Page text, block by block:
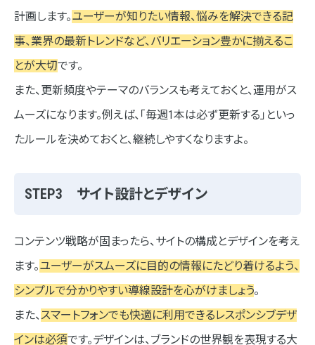
計画します。ユーザーが知りたい情報、悩みを解決できる記
事、業界の最新トレンドなど、バリエーション豊かに揃えるこ
とが大切です。
また、更新頻度やテーマのバランスも考えておくと、運用がス
ムーズになります。例えば、「毎週1本は必ず更新する」といっ
たルールを決めておくと、継続しやすくなりますよ。
STEP3 サイト設計とデザイン
コンテンツ戦略が固まったら、サイトの構成とデザインを考え
ます。ユーザーがスムーズに目的の情報にたどり着けるよう、
シンプルで分かりやすい導線設計を心がけましょう。
また、スマートフォンでも快適に利用できるレスポンシブデザ
インは必須です。デザインは、ブランドの世界観を表現する大